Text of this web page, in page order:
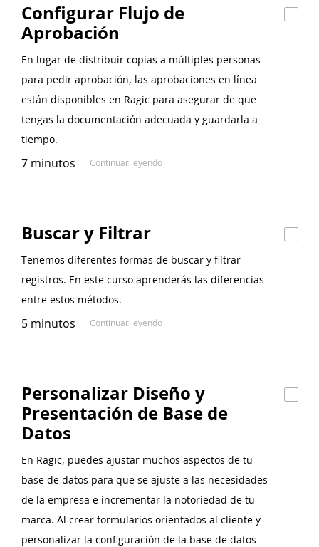
Configurar Flujo de
Aprobación
En lugar de distribuir copias a múltiples personas
para pedir aprobación, las aprobaciones en línea
están disponibles en Ragic para asegurar de que
tengas la documentación adecuada y guardarla a
tiempo.
7 minutos Continuar leyendo
Buscar y Filtrar
Tenemos diferentes formas de buscar y filtrar
registros. En este curso aprenderás las diferencias
entre estos métodos.
5 minutos Continuar leyendo
Personalizar Diseño y
Presentación de Base de
Datos
En Ragic, puedes ajustar muchos aspectos de tu
base de datos para que se ajuste a las necesidades
de la empresa e incrementar la notoriedad de tu
marca. Al crear formularios orientados al cliente y
personalizar la configuración de la base de datos